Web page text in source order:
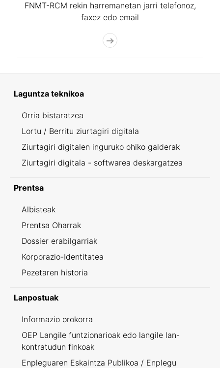
FNMT-RCM rekin harremanetan jarri telefonoz,
faxez edo email
Laguntza teknikoa
Orria bistaratzea
Lortu / Berritu ziurtagiri digitala
Ziurtagiri digitalen inguruko ohiko galderak
Ziurtagiri digitala - softwarea deskargatzea
Prentsa
Albisteak
Prentsa Oharrak
Dossier erabilgarriak
Korporazio-Identitatea
Pezetaren historia
Lanpostuak
Informazio orokorra
OEP Langile funtzionarioak edo langile lan-
kontratudun finkoak
Enpleguaren Eskaintza Publikoa / Enplegu